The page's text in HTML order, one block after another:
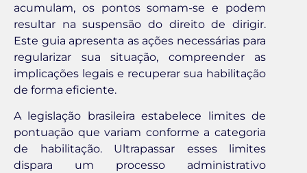
acumulam, os pontos somam-se e podem
resultar na suspensão do direito de dirigir.
Este guia apresenta as ações necessárias para
regularizar sua situação, compreender as
implicações legais e recuperar sua habilitação
de forma eficiente.
A legislação brasileira estabelece limites de
pontuação que variam conforme a categoria
de habilitação. Ultrapassar esses limites
dispara um processo administrativo